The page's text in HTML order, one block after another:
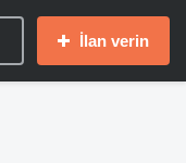
İlan verin